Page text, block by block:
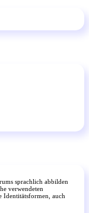
sprachlich abbilden
verwendeten
Identitätsformen, auch